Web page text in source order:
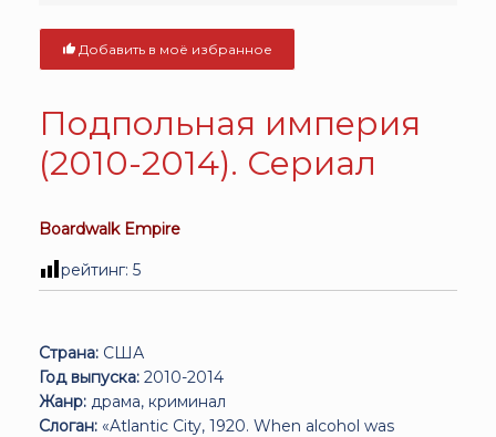
Добавить в моё избранное
Подпольная империя
(2010-2014). Сериал
Boardwalk Empire
рейтинг: 5
Страна: США
Год выпуска: 2010-2014
Жанр: драма, криминал
Слоган: «Atlantic City, 1920. When alcohol was